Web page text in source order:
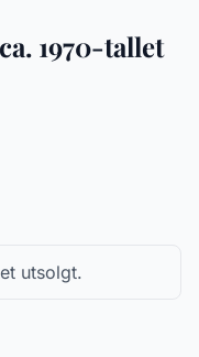
1970-tallet
utsolgt.